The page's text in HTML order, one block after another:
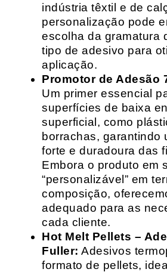
indústria têxtil e de
personalização pode
escolha da gramatura
tipo de adesivo para
aplicação.
Promotor de Adesão
Um primer essencial
superfícies de baixa
superficial, como
borrachas, garantindo
forte e duradoura das
Embora o produto em
“personalizável” em
composição,
adequado para as
cada cliente.
Hot Melt Pellets –
Fuller: Adesivos
formato de pellets,